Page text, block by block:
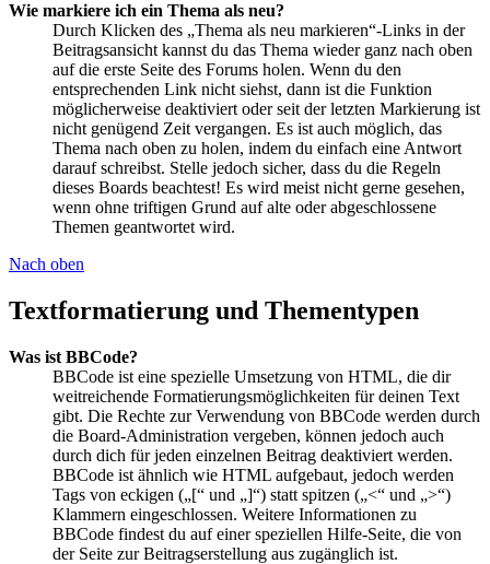
Wie markiere ich ein Thema als neu?
Durch Klicken des „Thema als neu markieren“-Links in der
Beitragsansicht kannst du das Thema wieder ganz nach oben
auf die erste Seite des Forums holen. Wenn du den
entsprechenden Link nicht siehst, dann ist die Funktion
möglicherweise deaktiviert oder seit der letzten Markierung ist
nicht genügend Zeit vergangen. Es ist auch möglich, das
Thema nach oben zu holen, indem du einfach eine Antwort
darauf schreibst. Stelle jedoch sicher, dass du die Regeln
dieses Boards beachtest! Es wird meist nicht gerne gesehen,
wenn ohne triftigen Grund auf alte oder abgeschlossene
Themen geantwortet wird.
Nach oben
Textformatierung und Thementypen
Was ist BBCode?
BBCode ist eine spezielle Umsetzung von HTML, die dir
weitreichende Formatierungsmöglichkeiten für deinen Text
gibt. Die Rechte zur Verwendung von BBCode werden durch
die Board-Administration vergeben, können jedoch auch
durch dich für jeden einzelnen Beitrag deaktiviert werden.
BBCode ist ähnlich wie HTML aufgebaut, jedoch werden
Tags von eckigen („[“ und „]“) statt spitzen („<“ und „>“)
Klammern eingeschlossen. Weitere Informationen zu
BBCode findest du auf einer speziellen Hilfe-Seite, die von
der Seite zur Beitragserstellung aus zugänglich ist.